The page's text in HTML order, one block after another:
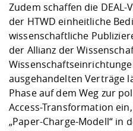
Zudem schaffen die
der HTWD einheitliche
wissenschaftliche
der Allianz der
ausgehandelten Verträge
Phase auf dem Weg zur
Access-Transformation
„Paper-Charge-Modell“ in